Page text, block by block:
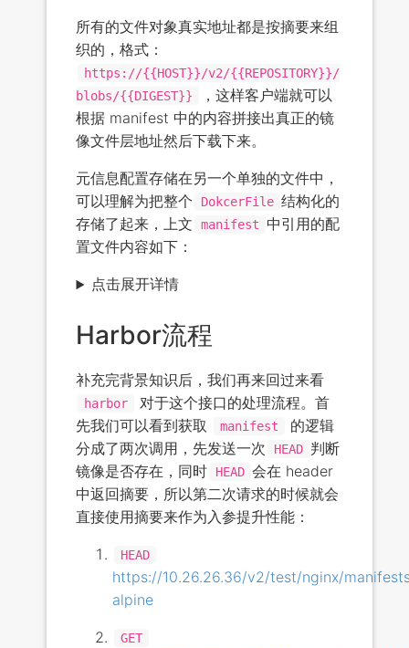
所有的文件对象真实地址都是按摘要来组
织的，格式：
https://{{HOST}}/v2/{{REPOSITORY}}/
blobs/{{DIGEST}}
，这样客户端就可以
根据 manifest 中的内容拼接出真正的镜
像文件层地址然后下载下来。
元信息配置存储在另一个单独的文件中，
可以理解为把整个
DokcerFile 结构化的
存储了起来，上文
manifest
中引用的配
置文件内容如下：
点击展开详情
Harbor流程
补充完背景知识后，我们再来回过来看
harbor
对于这个接口的处理流程。首
先我们可以看到获取
manifest
的逻辑
分成了两次调用，先发送一次
HEAD 判断
镜像是否存在，同时
HEAD 会在 header
中返回摘要，所以第二次请求的时候就会
直接使用摘要来作为入参提升性能：
HEAD
https://10.26.26.36/v2/test/nginx/
alpine
GET